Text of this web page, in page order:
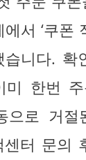
서 ‘쿠폰
니다. 확
미 한번 주
으로 거절
터 문의